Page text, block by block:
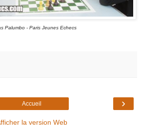
Palumbo - Paris Jeunes Echecs
›
Accueil
la version Web